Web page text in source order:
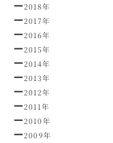
2018年
2017年
2016年
2015年
2014年
2013年
2012年
2011年
2010年
2009年